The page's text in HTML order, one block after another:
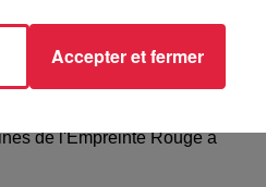
coquines de
de l'Empreinte Rouge à
Accepter et fermer